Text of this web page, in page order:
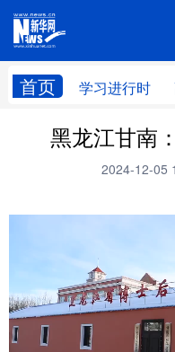
首页 学习进行时
学习进行时 高层
财经
台湾 思客智
健康 军事
图片 中央文件
黑龙江甘南
2024-12-05